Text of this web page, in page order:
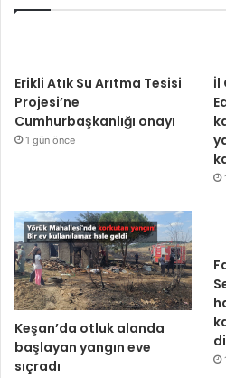
Erikli Atık Su Arıtma Tesisi
Projesi’ne
Cumhurbaşkanlığı onayı
1 gün önce
İl
Keşan’da otluk alanda
başlayan yangın eve
sıçradı